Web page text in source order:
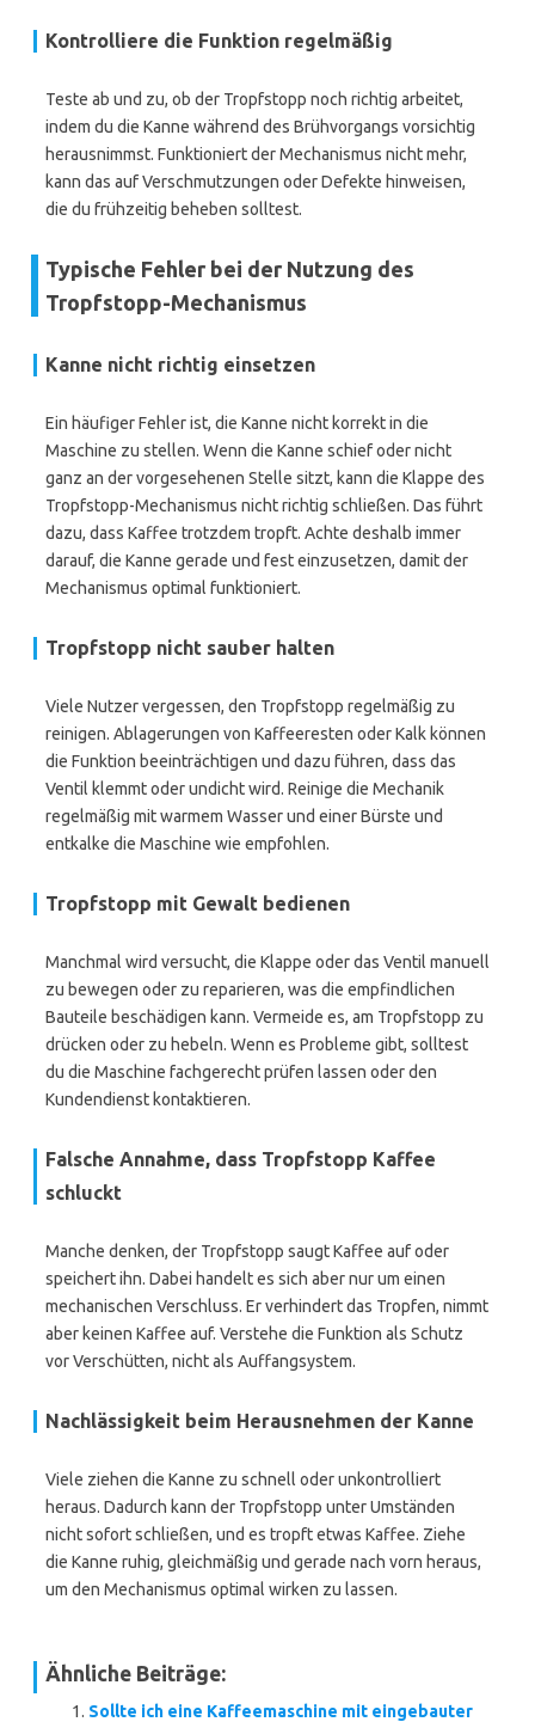
Kontrolliere die Funktion regelmäßig
Teste ab und zu, ob der Tropfstopp noch richtig arbeitet,
indem du die Kanne während des Brühvorgangs vorsichtig
herausnimmst. Funktioniert der Mechanismus nicht mehr,
kann das auf Verschmutzungen oder Defekte hinweisen,
die du frühzeitig beheben solltest.
Typische Fehler bei der Nutzung des
Tropfstopp-Mechanismus
Kanne nicht richtig einsetzen
Ein häufiger Fehler ist, die Kanne nicht korrekt in die
Maschine zu stellen. Wenn die Kanne schief oder nicht
ganz an der vorgesehenen Stelle sitzt, kann die Klappe des
Tropfstopp-Mechanismus nicht richtig schließen. Das führt
dazu, dass Kaffee trotzdem tropft. Achte deshalb immer
darauf, die Kanne gerade und fest einzusetzen, damit der
Mechanismus optimal funktioniert.
Tropfstopp nicht sauber halten
Viele Nutzer vergessen, den Tropfstopp regelmäßig zu
reinigen. Ablagerungen von Kaffeeresten oder Kalk können
die Funktion beeinträchtigen und dazu führen, dass das
Ventil klemmt oder undicht wird. Reinige die Mechanik
regelmäßig mit warmem Wasser und einer Bürste und
entkalke die Maschine wie empfohlen.
Tropfstopp mit Gewalt bedienen
Manchmal wird versucht, die Klappe oder das Ventil manuell
zu bewegen oder zu reparieren, was die empfindlichen
Bauteile beschädigen kann. Vermeide es, am Tropfstopp zu
drücken oder zu hebeln. Wenn es Probleme gibt, solltest
du die Maschine fachgerecht prüfen lassen oder den
Kundendienst kontaktieren.
Falsche Annahme, dass Tropfstopp Kaffee
schluckt
Manche denken, der Tropfstopp saugt Kaffee auf oder
speichert ihn. Dabei handelt es sich aber nur um einen
mechanischen Verschluss. Er verhindert das Tropfen, nimmt
aber keinen Kaffee auf. Verstehe die Funktion als Schutz
vor Verschütten, nicht als Auffangsystem.
Nachlässigkeit beim Herausnehmen der Kanne
Viele ziehen die Kanne zu schnell oder unkontrolliert
heraus. Dadurch kann der Tropfstopp unter Umständen
nicht sofort schließen, und es tropft etwas Kaffee. Ziehe
die Kanne ruhig, gleichmäßig und gerade nach vorn heraus,
um den Mechanismus optimal wirken zu lassen.
Ähnliche Beiträge:
Sollte ich eine Kaffeemaschine mit eingebauter